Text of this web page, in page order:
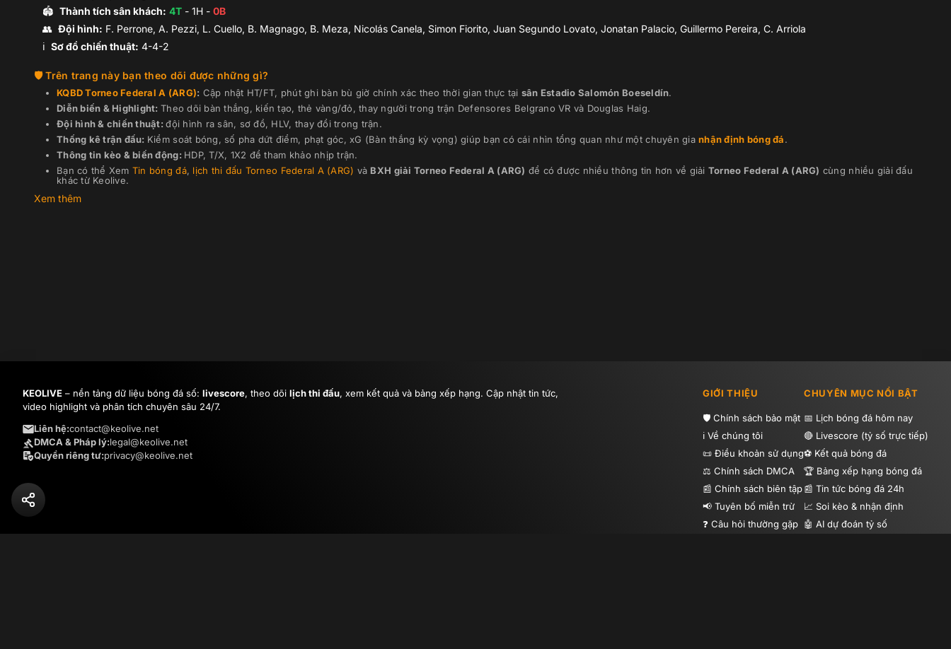
🏟️ Thành tích sân khách: 4T - 1H - 0B
👥 Đội hình: F. Perrone, A. Pezzi, L. Cuello, B. Magnago, B. Meza, Nicolás Canela, Simon Fiorito, Juan Segundo Lovato, Jonatan Palacio, Guillermo Pereira, C. Arriola
ℹ️️ Sơ đồ chiến thuật: 4-4-2
Trên trang này bạn theo dõi được những gì?
KQBDTorneo Federal A (ARG): Cập nhật HT/FT, phút ghi bàn bù giờ chính xác theo thời gian thực tại sân Estadio Salomón Boeseldín.
Diễn biến & Highlight: Theo dõi bàn thắng, kiến tạo, thẻ vàng/đỏ, thay người trong trận Defensores Belgrano VR và Douglas Haig.
Đội hình & chiến thuật:đội hình ra sân, sơ đồ, HLV, thay đổi trong trận.
Thống kê trận đấu: Kiểm soát bóng, số pha dứt điểm, phạt góc, xG (Bàn thắng kỳ vọng) giúp bạn có cái nhìn tổng quan như một chuyên gia nhận định bóng đá.
Thông tin kèo & biến động: HDP, T/X, 1X2 để tham khảo nhịp trận.
Bạn có thể Xem Tin bóng đá, lịch thi đấu Torneo Federal A (ARG) và BXH giải Torneo Federal A (ARG) để có được nhiều thông tin hơn về giải Torneo Federal A (ARG) cùng nhiều giải đấu
khác từ Keolive.
Xem thêm
KEOLIVE – nền tảng dữ liệu bóng đá số: livescore, theo dõi lịch thi đấu, xem kết quả và bảng xếp hạng. Cập nhật tin tức,
video highlight và phân tích chuyên sâu 24/7.
Liên hệ:contact@keolive.net
DMCA & Pháp lý:legal@keolive.net
Quyền riêng tư:privacy@keolive.net
GIỚI THIỆU
Chính sách bảo mật
Về chúng tôi
Điều khoản sử dụng
Chính sách DMCA
Chính sách biên tập
Tuyên bố miễn trừ
Câu hỏi thường gặp
CHUYÊN MỤC NỔI BẬT
Lịch bóng đá hôm nay
Livescore (tỷ số trực tiếp)
Kết quả bóng đá
Bảng xếp hạng bóng đá
Tin tức bóng đá 24h
Soi kèo & nhận định
AI dự đoán tỷ số